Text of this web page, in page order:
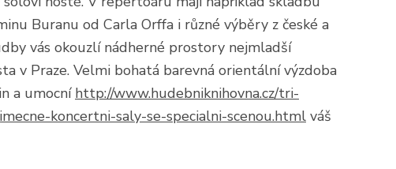
Buranu od Carla Orffa i různé výběry z české a
vás okouzlí nádherné prostory nejmladší
v Praze. Velmi bohatá barevná orientální výzdoba
a umocní http://www.hudebniknihovna.cz/tri-
koncertni-saly-se-specialni-scenou.html váš